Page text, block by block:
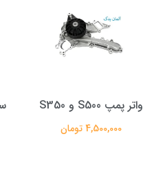
سیبک رام سگ دست S500
3,000,000 تومان